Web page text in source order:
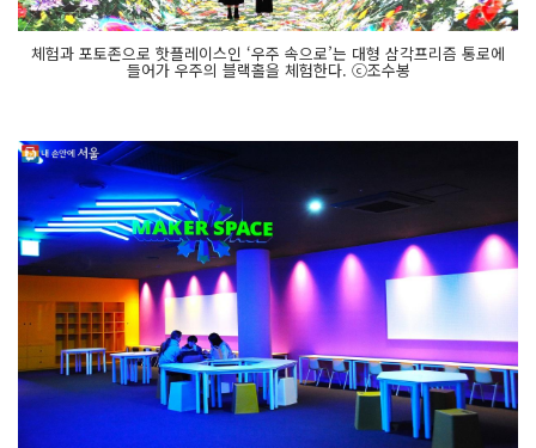
체험과 포토존으로 핫플레이스인 ‘우주 속으로’는 대형 삼각프리즘 통로에
들어가 우주의 블랙홀을 체험한다. ⓒ조수봉